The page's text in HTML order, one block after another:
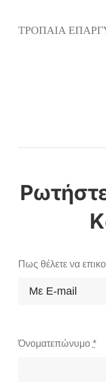
ΤΡΟΠΑΙΑ
Πως θέλετε να
Όνοματεπώνυμο *